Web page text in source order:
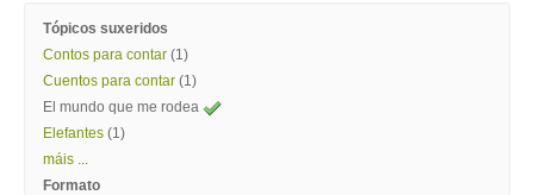
Tópicos suxeridos
Contos para contar (1)
Cuentos para contar (1)
El mundo que me rodea
Elefantes (1)
máis ...
Formato